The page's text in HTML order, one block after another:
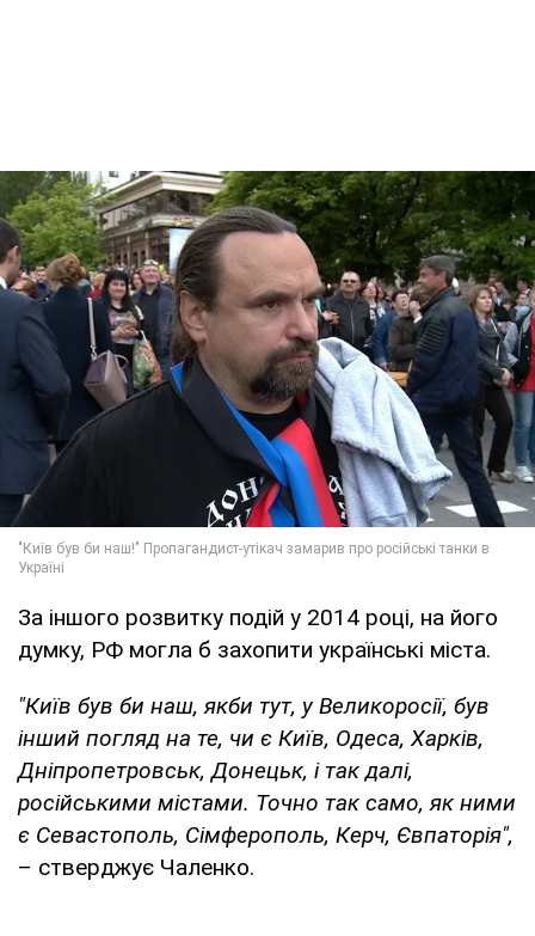
За іншого розвитку подій у 2014 році, на його
думку, РФ могла б захопити українські міста.
"Київ був би наш, якби тут, у Великоросії, був
інший погляд на те, чи є Київ, Одеса, Харків,
Дніпропетровськ, Донецьк, і так далі,
російськими містами. Точно так само, як ними
є Севастополь, Сімферополь, Керч, Євпаторія",
– стверджує Чаленко.